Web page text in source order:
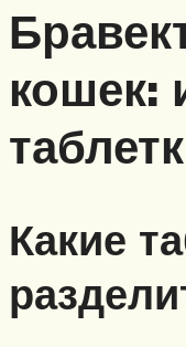
кошек:
Какие